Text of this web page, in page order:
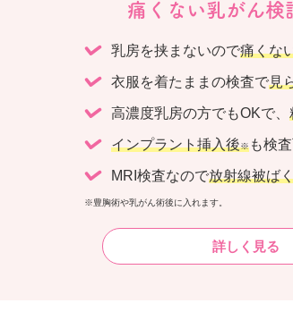
痛くない乳がん検
乳房を挟まないので痛くな
衣服を着たままの検査で見
高濃度乳房の方でもOKで、
インプラント挿入後※ も検
MRI検査なので放射線被ば
※豊胸術や乳がん術後に入れます。
詳しく見る